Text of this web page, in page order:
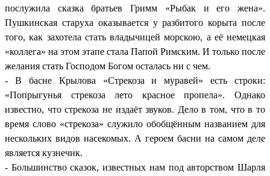
послужила сказка братьев Гримм «Рыбак и его жена».
Пушкинская старуха оказывается у разбитого корыта после
того, как захотела стать владычицей морскою, а её немецкая
«коллега» на этом этапе стала Папой Римским. И только после
желания стать Господом Богом осталась ни с чем.
- В басне Крылова «Стрекоза и муравей» есть строки:
«Попрыгунья стрекоза лето красное пропела». Однако
известно, что стрекоза не издаёт звуков. Дело в том, что в то
время слово «стрекоза» служило обобщённым названием для
нескольких видов насекомых. А героем басни на самом деле
является кузнечик.
- Большинство сказок, известных нам под авторством Шарля